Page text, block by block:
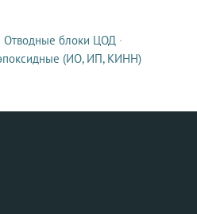
Отводные блоки ЦОД ·
(ИО, ИП, КИНН)